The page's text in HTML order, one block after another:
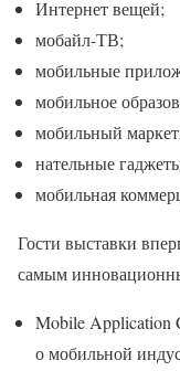
Интернет вещей;
мобайл-ТВ;
мобильные
мобильное
мобильный
нательные
мобильная
Гости выставки
самым
Mobile Application
о мобильной